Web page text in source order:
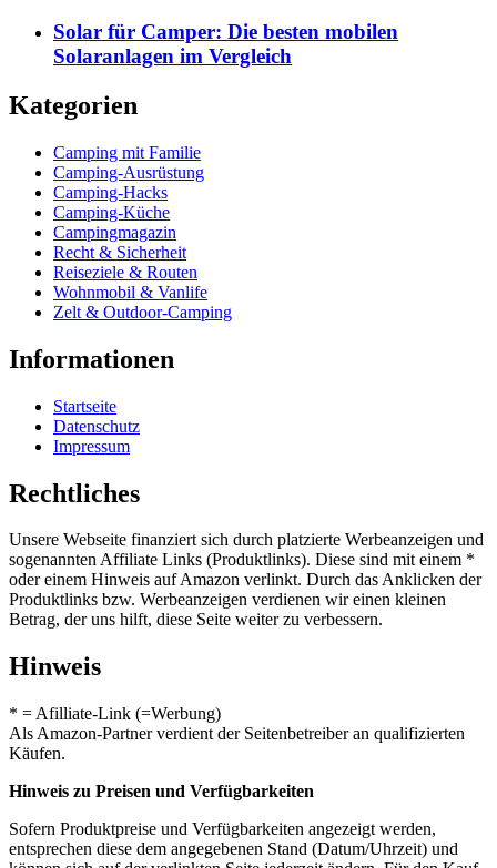
Solar für Camper: Die besten mobilen
Solaranlagen im Vergleich
Kategorien
Camping mit Familie
Camping-Ausrüstung
Camping-Hacks
Camping-Küche
Campingmagazin
Recht & Sicherheit
Reiseziele & Routen
Wohnmobil & Vanlife
Zelt & Outdoor-Camping
Informationen
Startseite
Datenschutz
Impressum
Rechtliches
Unsere Webseite finanziert sich durch platzierte Werbeanzeigen und
sogenannten Affiliate Links (Produktlinks). Diese sind mit einem *
oder einem Hinweis auf Amazon verlinkt. Durch das Anklicken der
Produktlinks bzw. Werbeanzeigen verdienen wir einen kleinen
Betrag, der uns hilft, diese Seite weiter zu verbessern.
Hinweis
* = Afilliate-Link (=Werbung)
Als Amazon-Partner verdient der Seitenbetreiber an qualifizierten
Käufen.
Hinweis zu Preisen und Verfügbarkeiten
Sofern Produktpreise und Verfügbarkeiten angezeigt werden,
entsprechen diese dem angegebenen Stand (Datum/Uhrzeit) und